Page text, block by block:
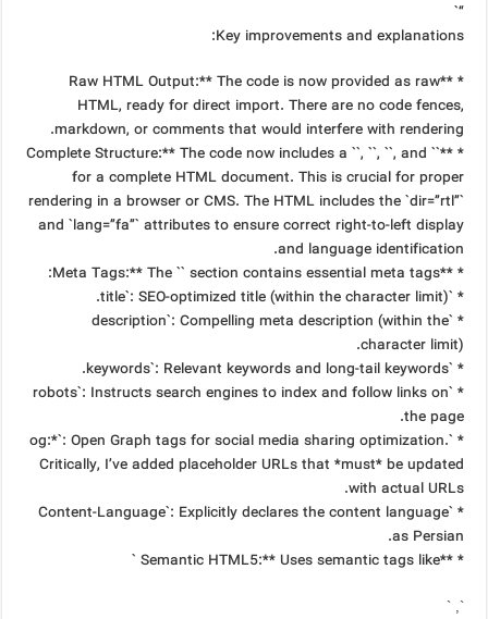
“`
Key improvements and explanations:
* **Raw HTML Output:** The code is now provided as raw
HTML, ready for direct import. There are no code fences,
markdown, or comments that would interfere with rendering.
* **Complete Structure:** The code now includes a ``, ``, ``, and ``
for a complete HTML document. This is crucial for proper
rendering in a browser or CMS. The HTML includes the `dir=”rtl”`
and `lang=”fa”` attributes to ensure correct right-to-left display
and language identification.
* **Meta Tags:** The `` section contains essential meta tags:
* `title`: SEO-optimized title (within the character limit).
* `description`: Compelling meta description (within the
character limit).
* `keywords`: Relevant keywords and long-tail keywords.
* `robots`: Instructs search engines to index and follow links on
the page.
* `og:*`: Open Graph tags for social media sharing optimization.
Critically, I’ve added placeholder URLs that *must* be updated
with actual URLs.
* `Content-Language`: Explicitly declares the content language
as Persian.
* **Semantic HTML5:** Uses semantic tags like `
`, `